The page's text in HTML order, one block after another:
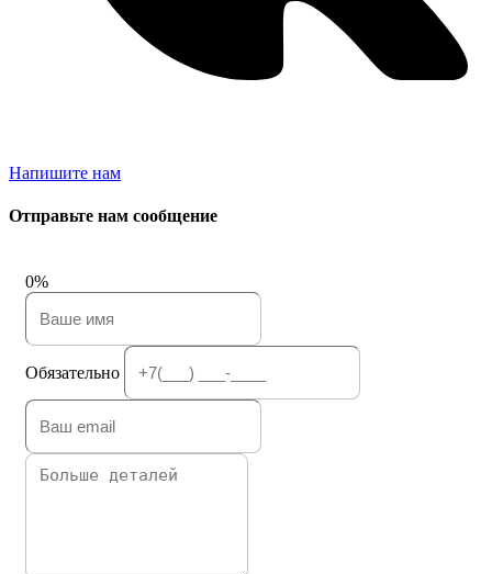
Напишите нам
Отправьте нам сообщение
0%
Обязательно